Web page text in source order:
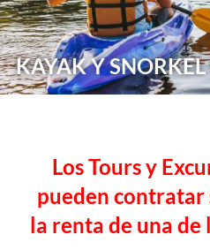
KAYAK Y
Los Tours y
pueden contratar
la renta de una de